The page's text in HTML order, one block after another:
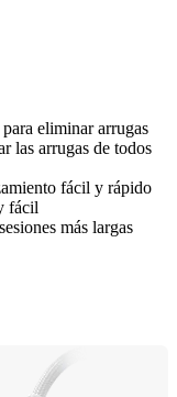
eliminar arrugas
las arrugas de todos
fácil y rápido
fácil
más largas